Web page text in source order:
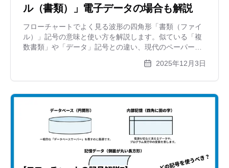
ル（書類）」電子データの場合も解説
フローチャートでよく見る波形の四角形「書類（ファイ
ル）」記号の意味と使い方を解説します。似ている「複
数書類」や「データ」記号との違い、現代のペーパーレ
のファイル出力についても紹介します。
2025年12月3日